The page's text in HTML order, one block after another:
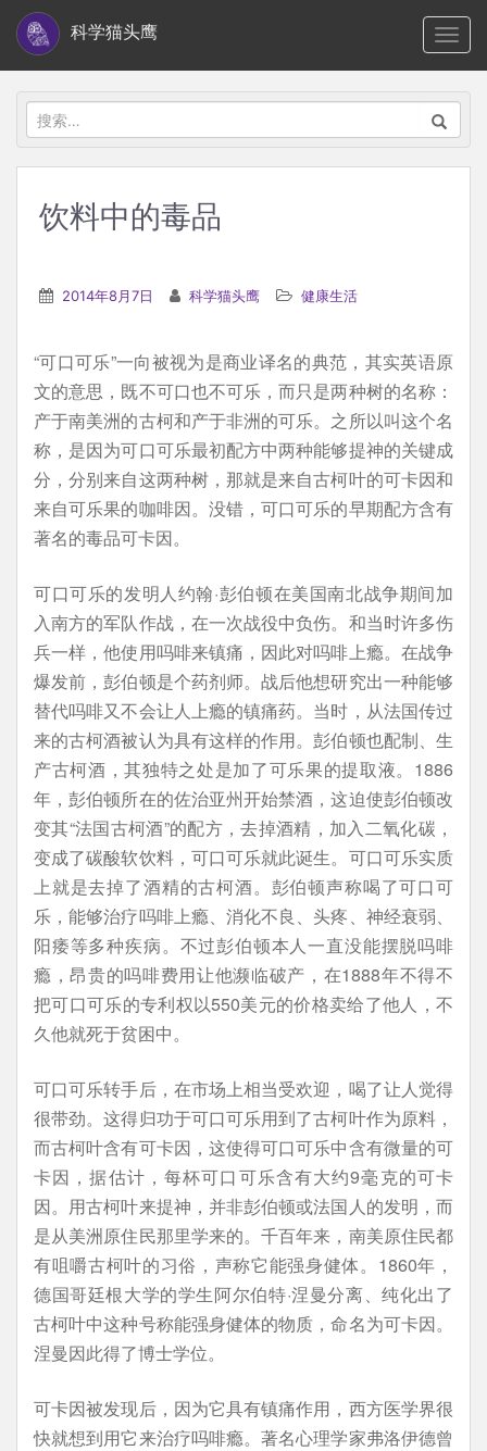
i
科学猫头鹰
搜
索：
饮料中的毒品
2014年8月7日 科学猫头鹰 健康生活
“可口可乐”一向被视为是商业译名的典范，其实英语原
文的意思，既不可口也不可乐，而只是两种树的名称：
产于南美洲的古柯和产于非洲的可乐。之所以叫这个名
称，是因为可口可乐最初配方中两种能够提神的关键成
分，分别来自这两种树，那就是来自古柯叶的可卡因和
来自可乐果的咖啡因。没错，可口可乐的早期配方含有
著名的毒品可卡因。
可口可乐的发明人约翰·彭伯顿在美国南北战争期间加
入南方的军队作战，在一次战役中负伤。和当时许多伤
兵一样，他使用吗啡来镇痛，因此对吗啡上瘾。在战争
爆发前，彭伯顿是个药剂师。战后他想研究出一种能够
替代吗啡又不会让人上瘾的镇痛药。当时，从法国传过
来的古柯酒被认为具有这样的作用。彭伯顿也配制、生
产古柯酒，其独特之处是加了可乐果的提取液。1886
年，彭伯顿所在的佐治亚州开始禁酒，这迫使彭伯顿改
变其“法国古柯酒”的配方，去掉酒精，加入二氧化碳，
变成了碳酸软饮料，可口可乐就此诞生。可口可乐实质
上就是去掉了酒精的古柯酒。彭伯顿声称喝了可口可
乐，能够治疗吗啡上瘾、消化不良、头疼、神经衰弱、
阳痿等多种疾病。不过彭伯顿本人一直没能摆脱吗啡
瘾，昂贵的吗啡费用让他濒临破产，在1888年不得不
把可口可乐的专利权以550美元的价格卖给了他人，不
久他就死于贫困中。
可口可乐转手后，在市场上相当受欢迎，喝了让人觉得
很带劲。这得归功于可口可乐用到了古柯叶作为原料，
而古柯叶含有可卡因，这使得可口可乐中含有微量的可
卡因，据估计，每杯可口可乐含有大约9毫克的可卡
因。用古柯叶来提神，并非彭伯顿或法国人的发明，而
是从美洲原住民那里学来的。千百年来，南美原住民都
有咀嚼古柯叶的习俗，声称它能强身健体。1860年，
德国哥廷根大学的学生阿尔伯特·涅曼分离、纯化出了
古柯叶中这种号称能强身健体的物质，命名为可卡因。
涅曼因此得了博士学位。
可卡因被发现后，因为它具有镇痛作用，西方医学界很
快就想到用它来治疗吗啡瘾。著名心理学家弗洛伊德曾